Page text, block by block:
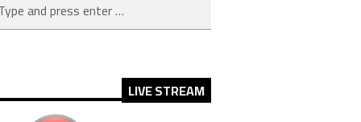
LIVE STREAM